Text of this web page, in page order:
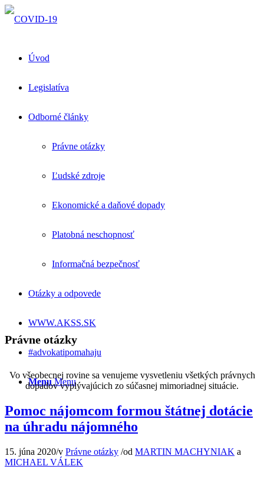
Úvod
Legislatíva
Odborné články
Právne otázky
Ľudské zdroje
Ekonomické a daňové dopady
Platobná neschopnosť
Informačná bezpečnosť
Otázky a odpovede
WWW.AKSS.SK
#advokatipomahaju
Menu Menu
Právne otázky
Vo všeobecnej rovine sa venujeme vysvetleniu všetkých právnych
dopadov vyplývajúcich zo súčasnej mimoriadnej situácie.
Pomoc nájomcom formou štátnej dotácie
na úhradu nájomného
15. júna 2020/v Právne otázky /od MARTIN MACHYNIAK a
MICHAEL VÁLEK